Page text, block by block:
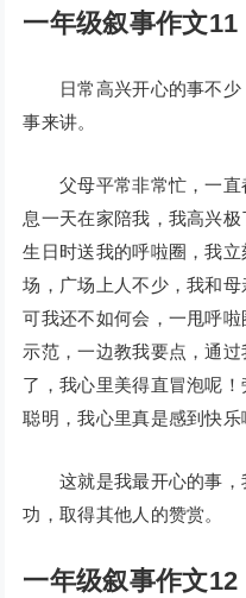
一年级叙事作文11
日常高兴开心的事不少
事来讲。
父母平常非常忙，一直
息一天在家陪我，我高兴
生日时送我的呼啦圈，我
场，广场上人不少，我和
可我还不如何会，一甩呼
示范，一边教我要点，通
了，我心里美得直冒泡呢
聪明，我心里真是感到快乐
这就是我最开心的事，
功，取得其他人的赞赏。
一年级叙事作文12